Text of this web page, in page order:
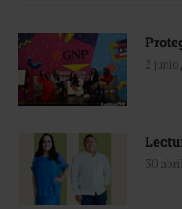
2
30